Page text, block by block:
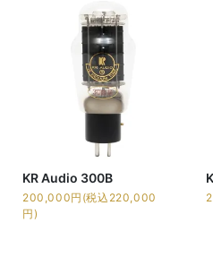
KR Audio 300B
200,000円(税込220,000
円)